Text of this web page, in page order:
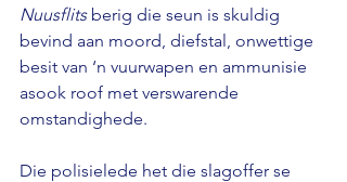
Nuusflits berig die seun is skuldig
bevind aan moord, diefstal, onwettige
besit van ‘n vuurwapen en ammunisie
asook roof met verswarende
omstandighede.
Die polisielede het die slagoffer se